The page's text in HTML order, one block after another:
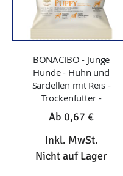
BONACIBO - Junge
Hunde - Huhn und
Sardellen mit Reis -
Trockenfutter -
Ab 0,67 €
Inkl. MwSt.
Nicht auf Lager